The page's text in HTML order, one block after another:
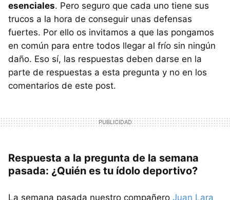
esenciales. Pero seguro que cada uno tiene sus
trucos a la hora de conseguir unas defensas
fuertes. Por ello os invitamos a que las pongamos
en común para entre todos llegar al frío sin ningún
daño. Eso sí, las respuestas deben darse en la
parte de respuestas a esta pregunta y no en los
comentarios de este post.
Respuesta a la pregunta de la semana
pasada: ¿Quién es tu ídolo deportivo?
La semana pasada nuestro compañero Juan Lara